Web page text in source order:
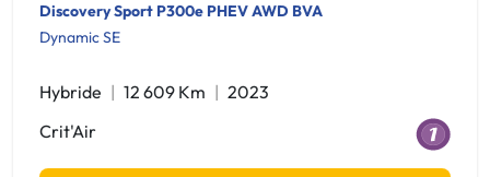
Discovery Sport P300e PHEV AWD BVA
Dynamic SE
Hybride 12 609 Km
2023
Crit'Air